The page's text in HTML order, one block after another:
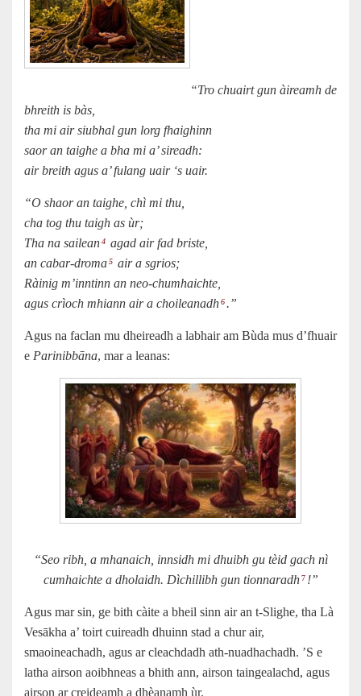
“Tro chuairt gun àireamh de
bhreith is bàs,
tha mi air siubhal gun lorg fhaighinn
saor an taighe a bha mi a’ sireadh:
air breith agus a’ fulang uair ‘s uair.
“O shaor an taighe, chì mi thu,
cha tog thu taigh as ùr;
Tha na sailean4 agad air fad briste,
an cabar-droma5 air a sgrios;
Ràinig m’inntinn an neo-chumhaichte,
agus crìoch mhiann air a choileanadh6.”
Agus na faclan mu dheireadh a labhair am Bùda mus d’fhuair
e Parinibbāna, mar a leanas:
“Seo ribh, a mhanaich, innsidh mi dhuibh gu tèid gach nì
cumhaichte a dholaidh. Dìchillibh gun tionnaradh 7 !”
Agus mar sin, ge bith càite a bheil sinn air an t‑Slighe, tha Là
Vesākha a’ toirt cuireadh dhuinn stad a chur air,
smaoineachadh, agus ar cleachdadh ath‑nuadhachadh. ’S e
latha airson aoibhneas a bhith ann, airson taingealachd, agus
airson ar creideamh a dhèanamh ùr.